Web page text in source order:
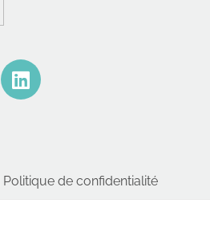
|Politique de confidentialité